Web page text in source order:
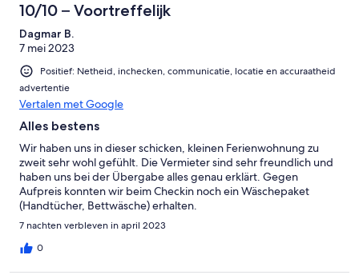
10/10 – Voortreffelijk
Dagmar B.
7 mei 2023
Positief: Netheid, inchecken, communicatie, locatie en accuraatheid
advertentie
Vertalen met Google
Alles bestens
Wir haben uns in dieser schicken, kleinen Ferienwohnung zu
zweit sehr wohl gefühlt. Die Vermieter sind sehr freundlich und
haben uns bei der Übergabe alles genau erklärt. Gegen
Aufpreis konnten wir beim Checkin noch ein Wäschepaket
(Handtücher, Bettwäsche) erhalten.
7 nachten verbleven in april 2023
0